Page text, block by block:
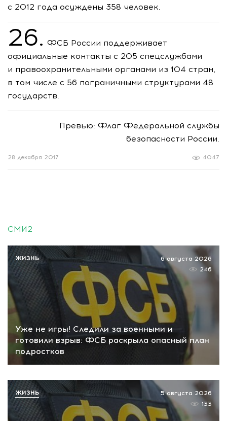
с 2012 года осуждены 358 человек.
26. ФСБ России поддерживает
официальные контакты с 205 спецслужбами
и правоохранительными органами из 104 стран,
в том числе с 56 пограничными структурами 48
государств.
Превью: Флаг Федеральной службы
безопасности России.
4047
28 декабря 2017
СМИ2
Уже не игры! Следили за военными и
готовили взрыв: ФСБ раскрыла опасный план
подростков
6 августа 2026
246
ЖИЗНЬ
5 августа 2026
133
ЖИЗНЬ